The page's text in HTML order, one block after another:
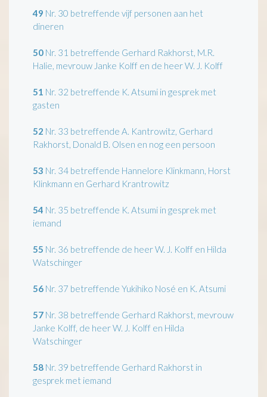
49 Nr. 30 betreffende vijf personen aan het
dineren
50 Nr. 31 betreffende Gerhard Rakhorst, M.R.
Halie, mevrouw Janke Kolff en de heer W. J. Kolff
51 Nr. 32 betreffende K. Atsumi in gesprek met
gasten
52 Nr. 33 betreffende A. Kantrowitz, Gerhard
Rakhorst, Donald B. Olsen en nog een persoon
53 Nr. 34 betreffende Hannelore Klinkmann, Horst
Klinkmann en Gerhard Krantrowitz
54 Nr. 35 betreffende K. Atsumi in gesprek met
iemand
55 Nr. 36 betreffende de heer W. J. Kolff en Hilda
Watschinger
56 Nr. 37 betreffende Yukihiko Nosé en K. Atsumi
57 Nr. 38 betreffende Gerhard Rakhorst, mevrouw
Janke Kolff, de heer W. J. Kolff en Hilda
Watschinger
58 Nr. 39 betreffende Gerhard Rakhorst in
gesprek met iemand